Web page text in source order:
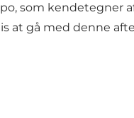
som kendetegner
at gå med denne